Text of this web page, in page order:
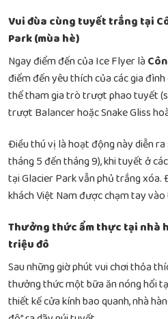
Vui đùa cùng tuyết trắng tại
Park (mùa hè)
Ngay điểm đến của Ice Flyer là
điểm đến yêu thích của các gia
thể tham gia trò trượt phao tuyết
trượt Balancer hoặc Snake Gliss
Điều thú vị là hoạt động này diễn
tháng 5 đến tháng 9), khi tuyết ở
tại Glacier Park vẫn phủ trắng xóa.
khách Việt Nam được chạm tay
Thưởng thức ẩm thực tại nhà
triệu đô
Sau những giờ phút vui chơi thỏa
thưởng thức một bữa ăn nóng hổi
thiết kế cửa kính bao quanh, nhà